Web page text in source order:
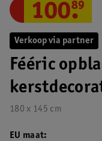
Verkoop via partner
Fééric
180 x 145 cm
100.
89
EU maat